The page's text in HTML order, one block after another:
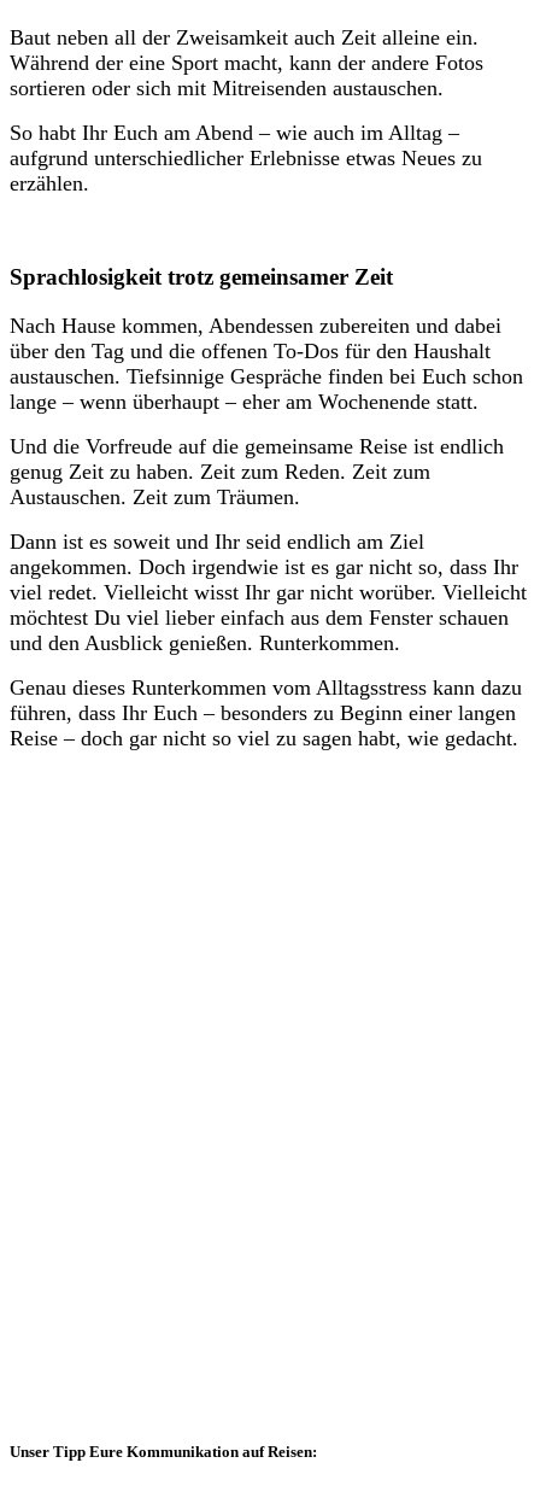
Baut neben all der Zweisamkeit auch Zeit alleine ein.
Während der eine Sport macht, kann der andere Fotos
sortieren oder sich mit Mitreisenden austauschen.
So habt Ihr Euch am Abend – wie auch im Alltag –
aufgrund unterschiedlicher Erlebnisse etwas Neues zu
erzählen.
Sprachlosigkeit trotz gemeinsamer Zeit
Nach Hause kommen, Abendessen zubereiten und dabei
über den Tag und die offenen To-Dos für den Haushalt
austauschen. Tiefsinnige Gespräche finden bei Euch schon
lange – wenn überhaupt – eher am Wochenende statt.
Und die Vorfreude auf die gemeinsame Reise ist endlich
genug Zeit zu haben. Zeit zum Reden. Zeit zum
Austauschen. Zeit zum Träumen.
Dann ist es soweit und Ihr seid endlich am Ziel
angekommen. Doch irgendwie ist es gar nicht so, dass Ihr
viel redet. Vielleicht wisst Ihr gar nicht worüber. Vielleicht
möchtest Du viel lieber einfach aus dem Fenster schauen
und den Ausblick genießen. Runterkommen.
Genau dieses Runterkommen vom Alltagsstress kann dazu
führen, dass Ihr Euch – besonders zu Beginn einer langen
Reise – doch gar nicht so viel zu sagen habt, wie gedacht.
Unser Tipp Eure Kommunikation auf Reisen: